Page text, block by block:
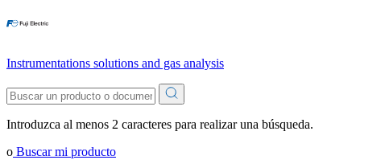
Instrumentations solutions and gas analysis
Introduzca al menos 2 caracteres para realizar una búsqueda.
o Buscar mi producto